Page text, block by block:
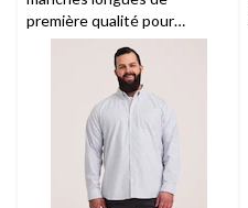
première qualité pour
hommes,Denver Hayes